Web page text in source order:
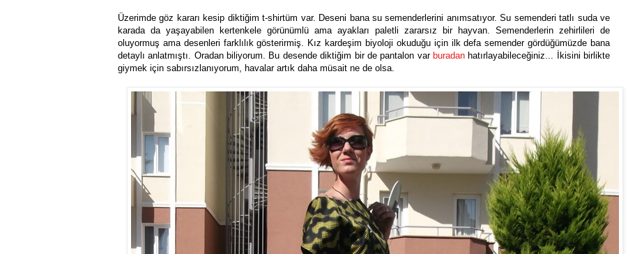
Üzerimde göz kararı kesip diktiğim t-shirtüm var. Deseni bana su semenderlerini anımsatıyor. Su semenderi tatlı suda ve
karada da yaşayabilen kertenkele görünümlü ama ayakları paletli zararsız bir hayvan. Semenderlerin zehirlileri de
oluyormuş ama desenleri farklılık gösterirmiş. Kız kardeşim biyoloji okuduğu için ilk defa semender gördüğümüzde bana
detaylı anlatmıştı. Oradan biliyorum. Bu desende diktiğim bir de pantalon var buradanhatırlayabileceğiniz... İkisini birlikte
giymek için sabırsızlanıyorum, havalar artık daha müsait ne de olsa.